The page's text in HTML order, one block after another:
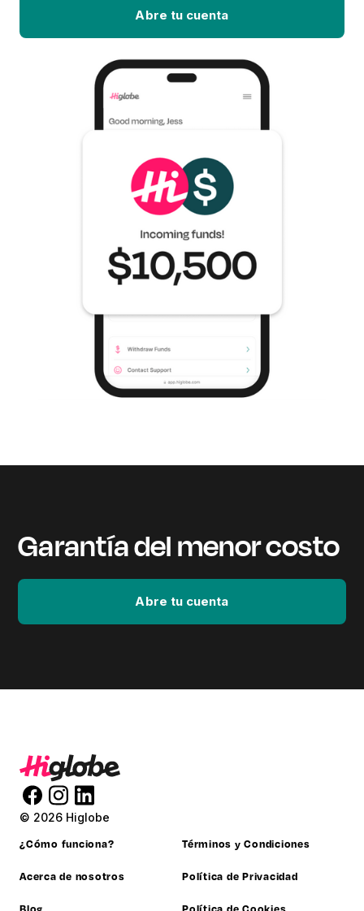
Abre tu cuenta
Garantía del menor costo
Abre tu cuenta
© 2026 Higlobe
¿Cómo funciona?
Acerca de nosotros
Términos y Condiciones
Política de Privacidad